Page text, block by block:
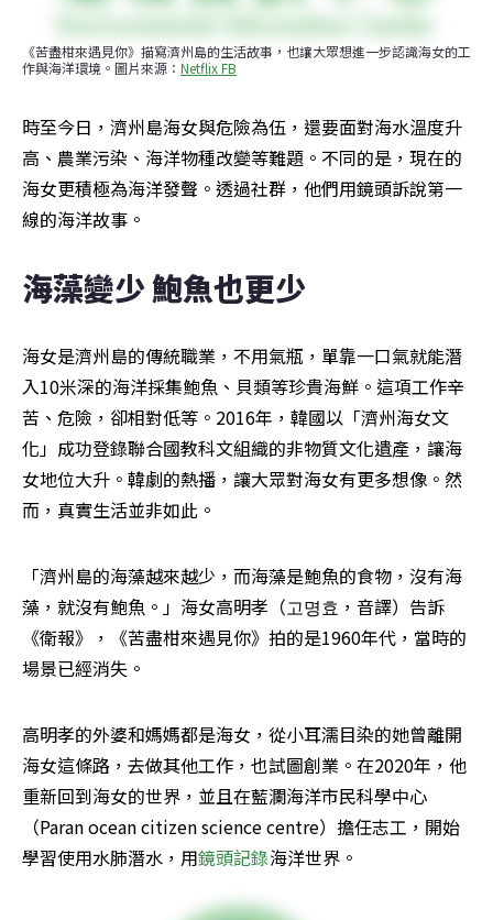
《苦盡柑來遇見你》描寫濟州島的生活故事，也讓大眾想進一步認識海女的工
作與海洋環境。圖片來源： Netflix FB
時至今日，濟州島海女與危險為伍，還要面對海水溫度升
高、農業污染、海洋物種改變等難題。不同的是，現在的
海女更積極為海洋發聲。透過社群，他們用鏡頭訴說第一
線的海洋故事。
海藻變少 鮑魚也更少
海女是濟州島的傳統職業，不用氣瓶，單靠一口氣就能潛
入10米深的海洋採集鮑魚、貝類等珍貴海鮮。這項工作辛
苦、危險，卻相對低等。2016年，韓國以「濟州海女文
化」成功登錄聯合國教科文組織的非物質文化遺產，讓海
女地位大升。韓劇的熱播，讓大眾對海女有更多想像。然
而，真實生活並非如此。
「濟州島的海藻越來越少，而海藻是鮑魚的食物，沒有海
藻，就沒有鮑魚。」海女高明孝（고명효，音譯）告訴
《衛報》，《苦盡柑來遇見你》拍的是1960年代，當時的
場景已經消失。
高明孝的外婆和媽媽都是海女，從小耳濡目染的她曾離開
海女這條路，去做其他工作，也試圖創業。在2020年，他
重新回到海女的世界，並且在藍瀾海洋市民科學中心
（Paran ocean citizen science centre）擔任志工，開始
學習使用水肺潛水，用鏡頭記錄海洋世界。